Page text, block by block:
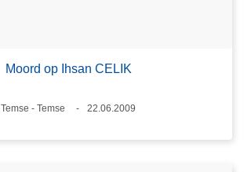
Moord op Ihsan CELIK
Plaats
Temse - Temse
22.06.2009